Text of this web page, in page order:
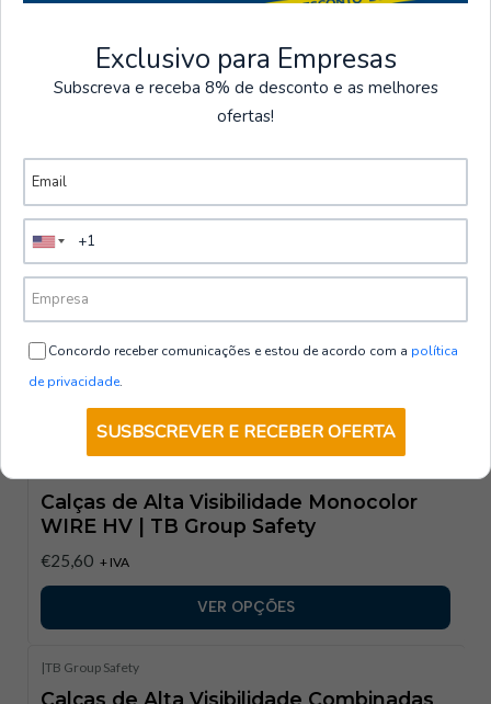
000353-0094| Payper
Calças Impermeáveis de Alta
Visibilidade RIVER-PANTS | Payper
HOME | TB Group Safety
Calças de Algodão Combinadas com
Banda Segmentada de Alta Visibilidade
HOME HV | TB Group Safety
€25,50
VER OPÇÕES
Calças de Alta Visibilidade Monocolor
WIRE HV | TB Group Safety
€25,60 + IVA
VER OPÇÕES
|TB Group Safety
Calças de Alta Visibilidade Combinadas
Exclusivo para Empresas
Subscreva e receba 8% de desconto e as melhores
ofertas!
Concordo receber comunicações e estou de acordo com a política
de privacidade.
SUSBSCREVER E RECEBER OFERTA